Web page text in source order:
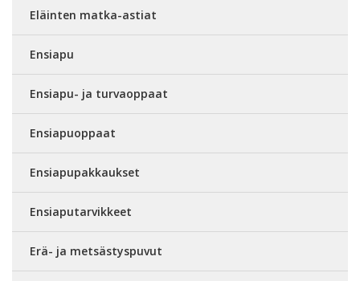
Eläinten matka-astiat
Ensiapu
Ensiapu- ja turvaoppaat
Ensiapuoppaat
Ensiapupakkaukset
Ensiaputarvikkeet
Erä- ja metsästyspuvut